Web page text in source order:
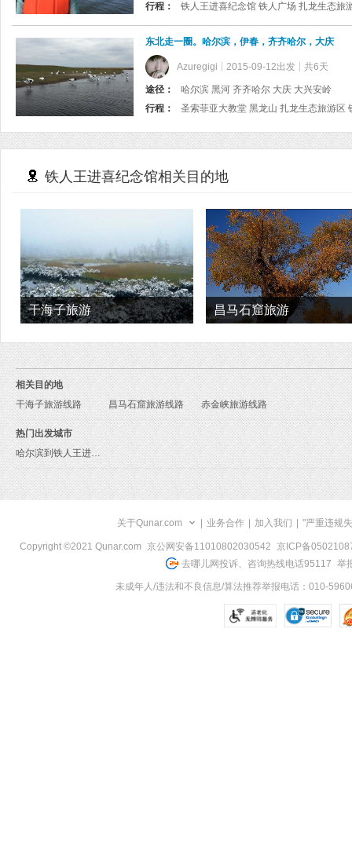
行程：
铁人王进喜纪念馆 铁人广场 扎龙生态旅
东北走一圈。哈尔滨，伊春，齐齐哈尔，大庆
Azuregigi 2015-09-12出发 共6天
途径：
哈尔滨 黑河 齐齐哈尔 大庆 大兴安岭
行程：
圣索菲亚大教堂 黑龙山 扎龙生态旅游区
铁人王进喜纪念馆相关目的地
干海子旅游 昌马石窟旅游
相关目的地
干海子旅游线路
昌马石窟旅游线路 赤金峡旅游线路
热门出发城市
哈尔滨到铁人王进喜纪念馆旅游报价
关于Qunar.com 业务合作 加入我们 "严重违规
Copyright ©2021 Qunar.com 京公网安备11010802030542
京ICP备
去哪儿网投诉、咨询热线电话95117 举
未成年人/违法和不良信息/算法推荐举报电话：010-